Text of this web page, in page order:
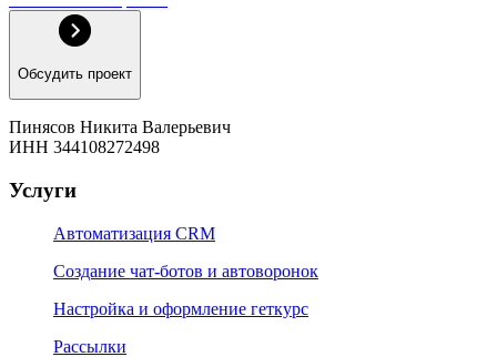
Обсудить проект
Пинясов Никита Валерьевич
ИНН 344108272498
Услуги
Автоматизация CRM
Создание чат-ботов и автоворонок
Настройка и оформление геткурс
Рассылки